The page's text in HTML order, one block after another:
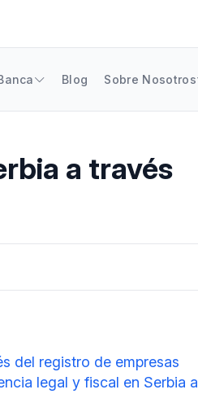
Blog Sobre Nosotros
a través
del registro de empresas
legal y fiscal en Serbia a